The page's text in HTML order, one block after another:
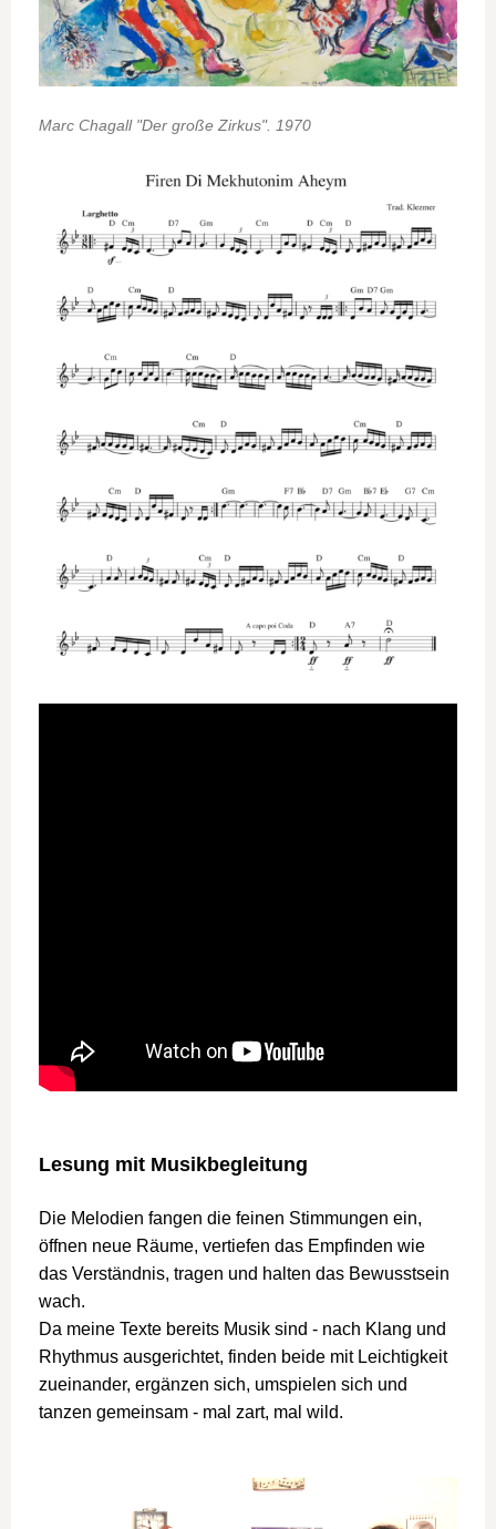
Marc Chagall "Der große Zirkus". 1970
Lesung mit Musikbegleitung
Die Melodien fangen die feinen Stimmungen ein,
öffnen neue Räume, vertiefen das Empfinden wie
das Verständnis, tragen und halten das Bewusstsein
wach.
Da meine Texte bereits Musik sind - nach Klang und
Rhythmus ausgerichtet, finden beide mit Leichtigkeit
zueinander, ergänzen sich, umspielen sich und
tanzen gemeinsam - mal zart, mal wild.